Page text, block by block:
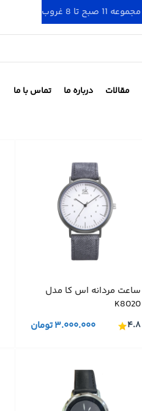
مقالات درباره ما تماس با ما
ساعت مردانه اس کا مدل
K8020
۳.۰۰۰.۰۰۰تومان ۴.۸